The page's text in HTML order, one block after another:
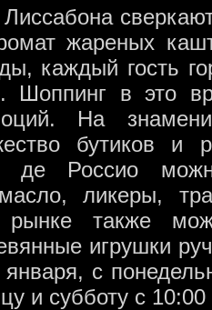
жареных
каждый гость
Шоппинг в это
На
бутиков и
Россио
ликеры,
рынке также
игрушки
с
и субботу с